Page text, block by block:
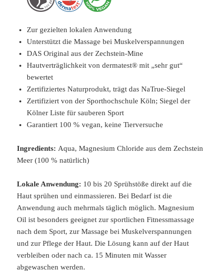
Zur gezielten lokalen Anwendung
Unterstützt die Massage bei Muskelverspannungen
DAS Original aus der Zechstein-Mine
Hautverträglichkeit von dermatest® mit „sehr gut“
bewertet
Zertifiziertes Naturprodukt, trägt das NaTrue-Siegel
Zertifiziert von der Sporthochschule Köln; Siegel der
Kölner Liste für sauberen Sport
Garantiert 100 % vegan, keine Tierversuche
Ingredients: Aqua, Magnesium Chloride aus dem Zechstein
Meer (100 % natürlich)
Lokale Anwendung: 10 bis 20 Sprühstöße direkt auf die
Haut sprühen und einmassieren. Bei Bedarf ist die
Anwendung auch mehrmals täglich möglich. Magnesium
Oil ist besonders geeignet zur sportlichen Fitnessmassage
nach dem Sport, zur Massage bei Muskelverspannungen
und zur Pflege der Haut. Die Lösung kann auf der Haut
verbleiben oder nach ca. 15 Minuten mit Wasser
abgewaschen werden.